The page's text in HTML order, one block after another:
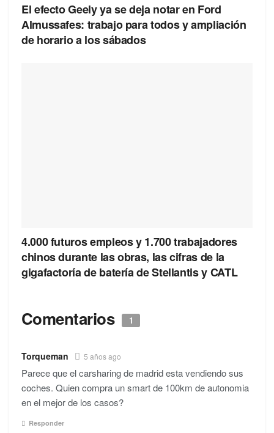
El efecto Geely ya se deja notar en Ford
Almussafes: trabajo para todos y ampliación
de horario a los sábados
4.000 futuros empleos y 1.700 trabajadores
chinos durante las obras, las cifras de la
gigafactoría de batería de Stellantis y CATL
Comentarios 1
Torqueman 5 años ago
Parece que el carsharing de madrid esta vendiendo sus
coches. Quien compra un smart de 100km de autonomia
en el mejor de los casos?
Responder